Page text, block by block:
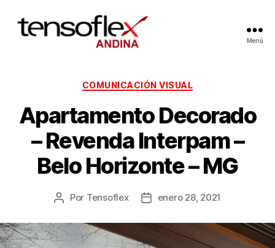
Menú
COMUNICACIÓN VISUAL
Apartamento Decorado
– Revenda Interpam –
Belo Horizonte – MG
Por Tensoflex enero 28, 2021